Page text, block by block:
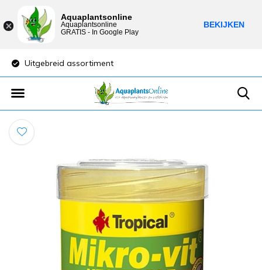
Uitgebreid assortiment
Aquaplantsonline
Aquaplantsonline
GRATIS - In Google Play
BEKIJKEN